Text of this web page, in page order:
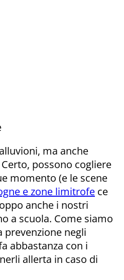
ma anche
possono cogliere
momento (e le scene
e zone limitrofe ce
anche i nostri
a scuola. Come siamo
prevenzione negli
abbastanza con i
allerta in caso di